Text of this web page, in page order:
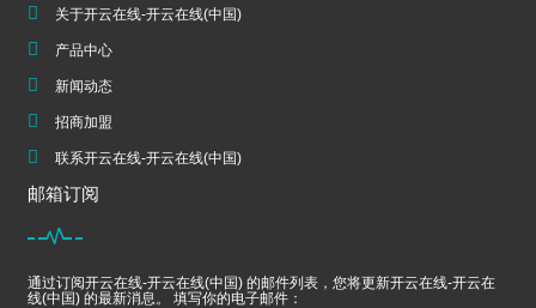
关于开云在线-开云在线(中国)
产品中心
新闻动态
招商加盟
联系开云在线-开云在线(中国)
邮箱订阅
通过订阅开云在线-开云在线(中国) 的邮件列表，您将更新开云在线-开云在
线(中国) 的最新消息。 填写你的电子邮件：